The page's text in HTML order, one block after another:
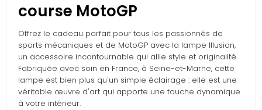
course MotoGP
Offrez le cadeau parfait pour tous les passionnés de
sports mécaniques et de MotoGP avec la lampe Illusion,
un accessoire incontournable qui allie style et originalité.
Fabriquée avec soin en France, à Seine-et-Marne, cette
lampe est bien plus qu'un simple éclairage : elle est une
véritable œuvre d'art qui apporte une touche dynamique
à votre intérieur.